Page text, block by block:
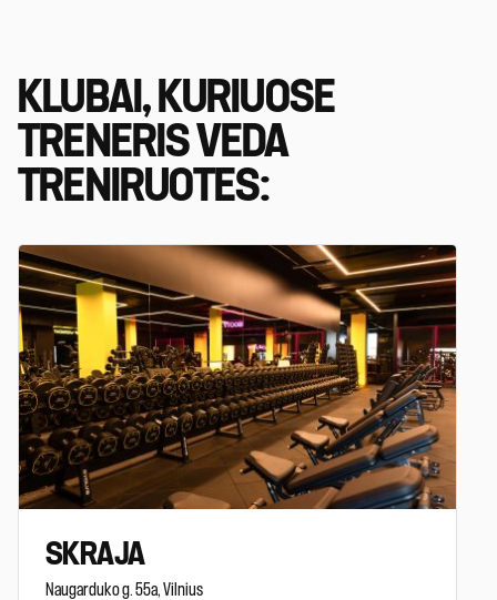
KLUBAI, KURIUOSE
TRENERIS VEDA
TRENIRUOTES:
SKRAJA
Naugarduko g. 55a, Vilnius